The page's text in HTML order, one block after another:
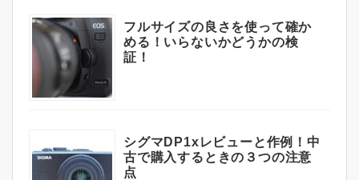
フルサイズの良さを使って確か
める！いらないかどうかの検
証！
シグマDP1xレビューと作例！中
古で購入するときの３つの注意
点